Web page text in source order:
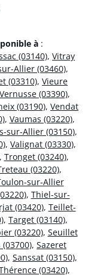
à :
(03140), Vitray
Allier (03460),
(03310), Vieure
Vernusse (03390),
(03190), Vendat
, Vaumas (03220),
sur-Allier (03150),
, Valignat (03330),
Tronget (03240),
(03220),
sur-Allier
, Thiel-sur-
(03420), Teillet-
, Target (03140),
(03220), Seuillet
, Sazeret
, Sanssat (03150),
(03420),